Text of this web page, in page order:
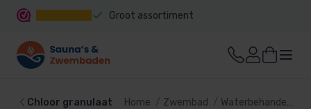
Groot assortiment
Chloor granulaat Home Zwembad Waterbehandeling